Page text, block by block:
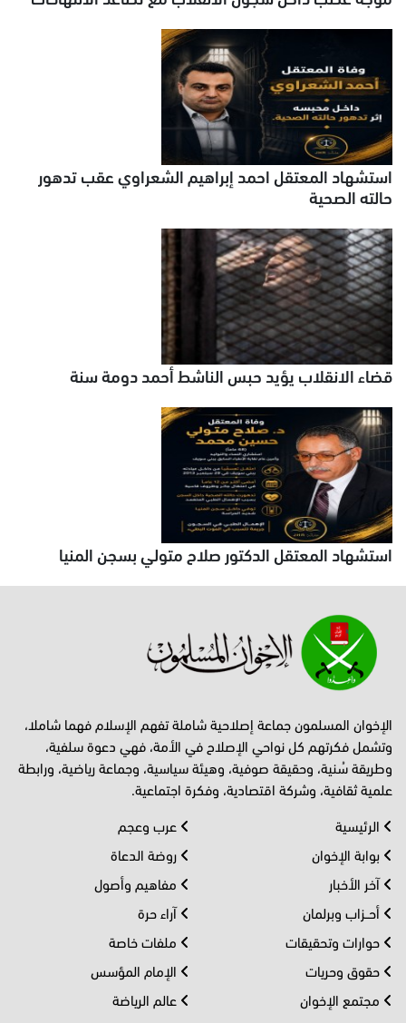
استشهاد المعتقل احمد إبراهيم الشعراوي عقب تدهور
حالته الصحية
قضاء الانقلاب يؤيد حبس الناشط أحمد دومة سنة
استشهاد المعتقل الدكتور صلاح متولي بسجن المنيا
الإخوان المسلمون جماعة إصلاحية شاملة تفهم الإسلام فهما شاملا،
وتشمل فكرتهم كل نواحي الإصلاح في الأمة، فهي دعوة سلفية،
وطريقة سُنية، وحقيقة صوفية، وهيئة سياسية، وجماعة رياضية، ورابطة
علمية ثقافية، وشركة اقتصادية، وفكرة اجتماعية.
الرئيسية
بوابة الإخوان
آخر الأخبار
أحــزاب وبرلمان
حوارات وتحقيقات
حقوق وحريات
مجتمع الإخوان
عرب وعجم
روضة الدعاة
مفاهيم وأصول
آراء حرة
ملفات خاصة
الإمام المؤسس
عالم الرياضة